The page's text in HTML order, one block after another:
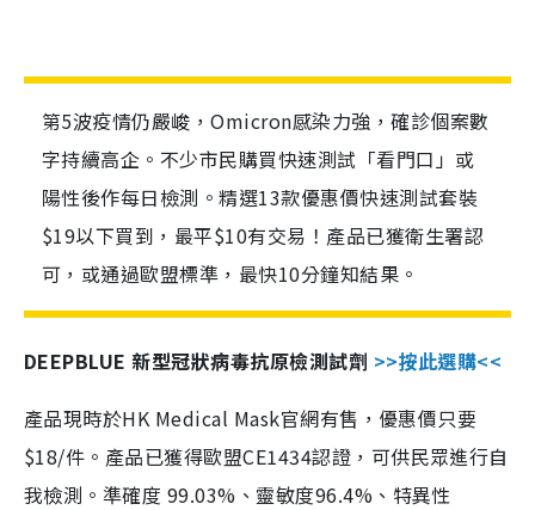
第5波疫情仍嚴峻，Omicron感染力強，確診個案數
字持續高企。不少市民購買快速測試「看門口」或
陽性後作每日檢測。精選13款優惠價快速測試套裝
$19以下買到，最平$10有交易！產品已獲衛生署認
可，或通過歐盟標準，最快10分鐘知結果。
DEEPBLUE 新型冠狀病毒抗原檢測試劑 >>按此選購<<
產品現時於HK Medical Mask官網有售，優惠價只要
$18/件。產品已獲得歐盟CE1434認證，可供民眾進行自
我檢測。準確度 99.03%、靈敏度96.4%、特異性